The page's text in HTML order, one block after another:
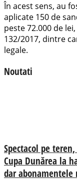
În acest sens, au
aplicate 150 de
peste 72.000 de
132/2017, dintre
legale.
Noutati
Spectacol pe
Cupa Dunărea la
dar abonamentele